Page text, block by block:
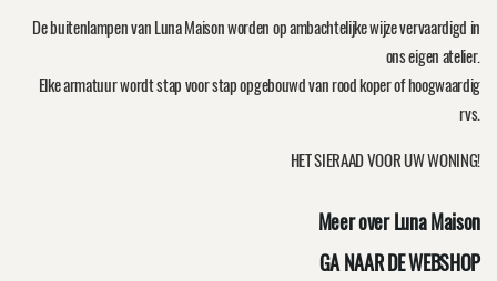
De buitenlampen van Luna Maison worden op ambachtelijke wijze vervaardigd in
ons eigen atelier.
Elke armatuur wordt stap voor stap opgebouwd van rood koper of hoogwaardig
rvs.
HET SIERAAD VOOR UW WONING!
Meer over Luna Maison
GA NAAR DE WEBSHOP